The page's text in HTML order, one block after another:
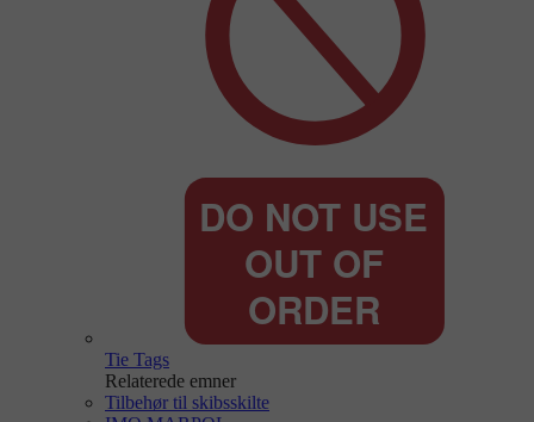
Tie Tags
Relaterede emner
Tilbehør til skibsskilte